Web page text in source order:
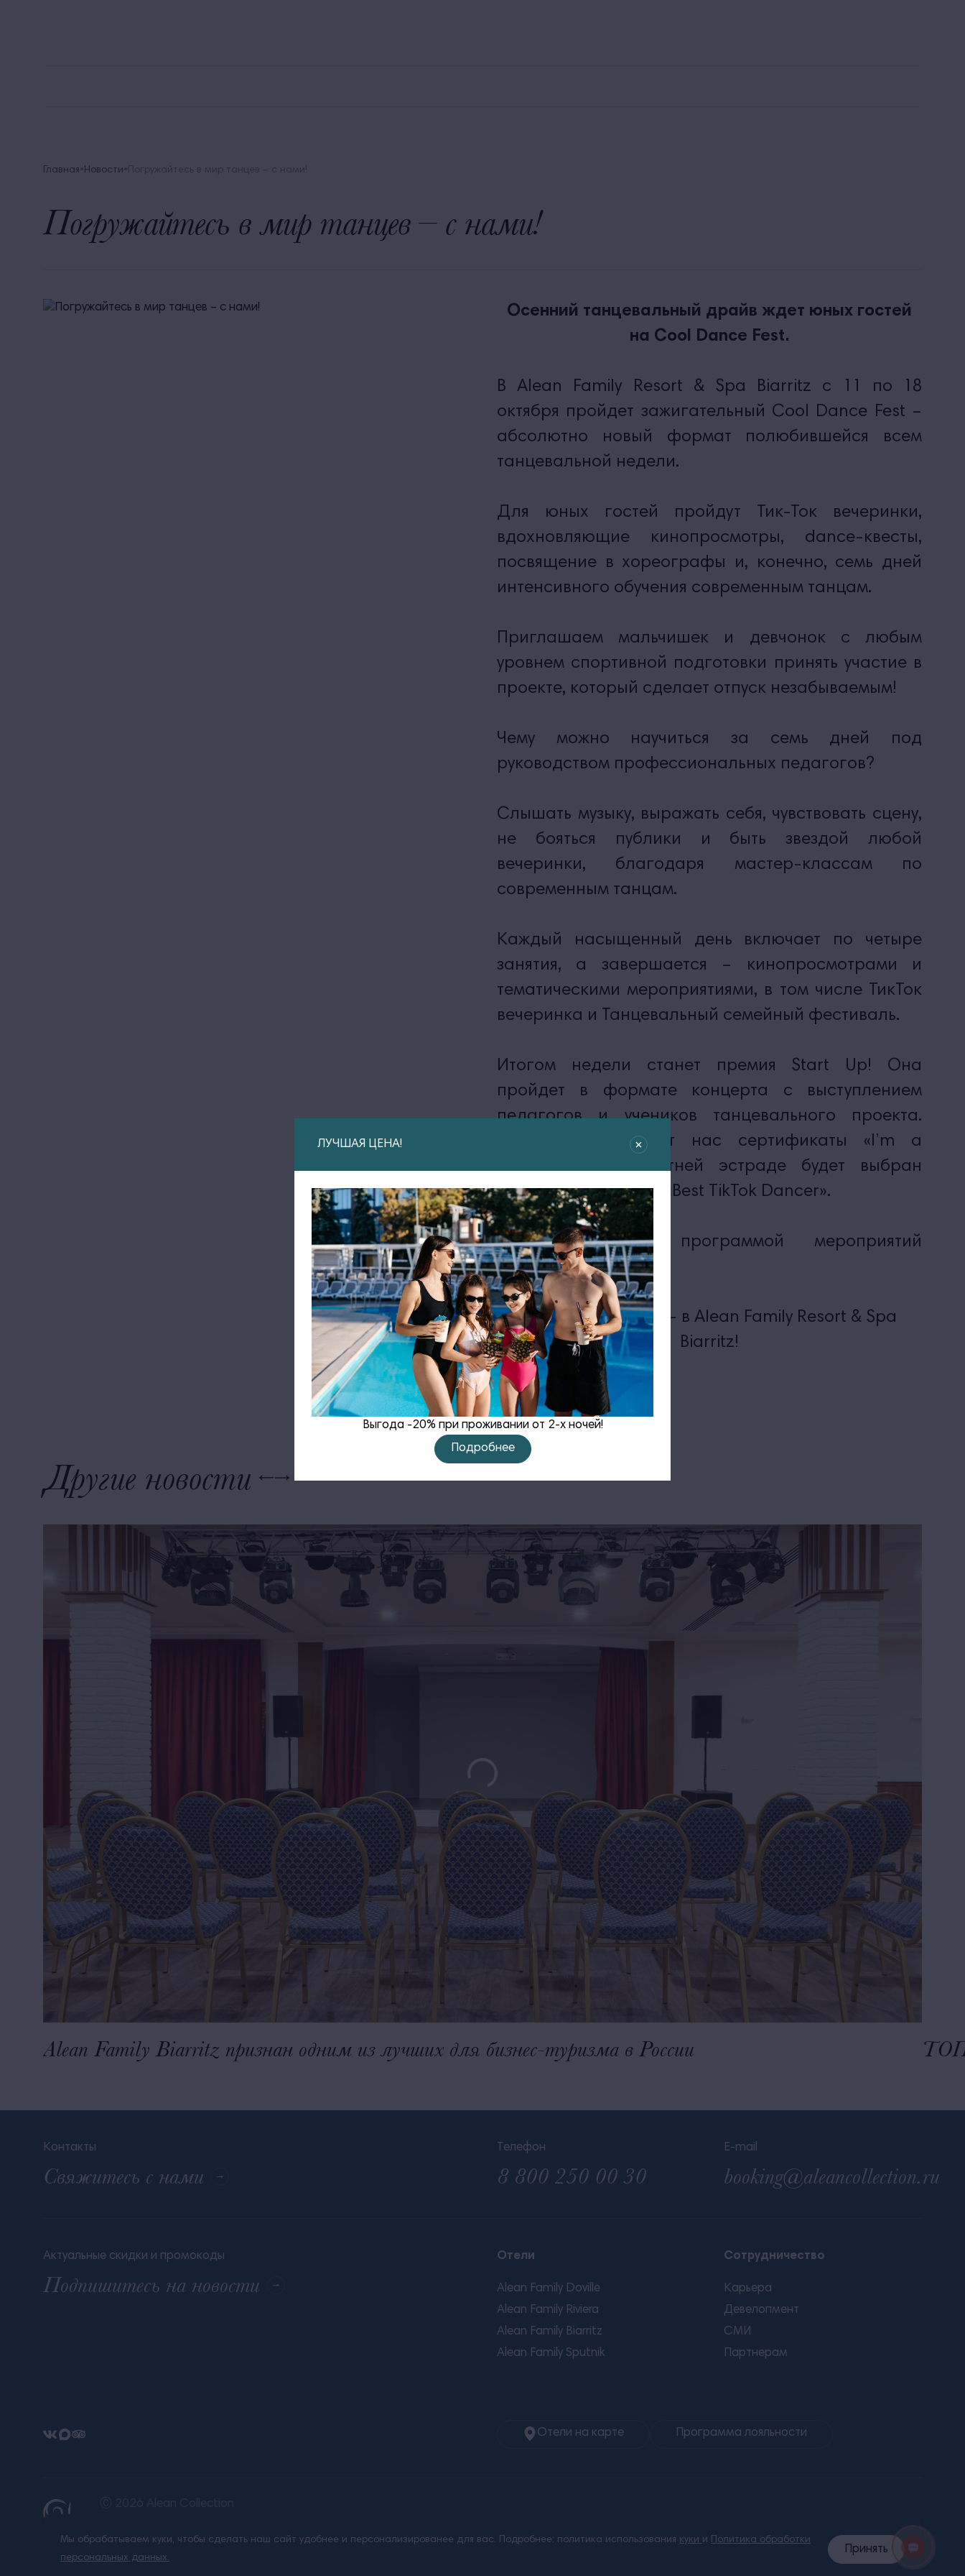
Главная Новости
Погружайтесь в мир танцев – с нами!
Осенний танцевальный драйв ждет юных гостей
на Cool Dance Fest.
В Alean Family Resort & Spa Biarritz c 11 по 18
октября пройдет зажигательный Cool Dance Fest –
абсолютно новый формат полюбившейся всем
танцевальной недели.
Для юных гостей пройдут Тик-Ток вечеринки,
вдохновляющие кинопросмотры, dance-квесты,
посвящение в хореографы и, конечно, семь дней
интенсивного обучения современным танцам.
Приглашаем мальчишек и девчонок с любым
уровнем спортивной подготовки принять участие в
проекте, который сделает отпуск незабываемым!
Чему можно научиться за семь дней под
руководством профессиональных педагогов?
Слышать музыку, выражать себя, чувствовать сцену,
не бояться публики и быть звездой любой
вечеринки, благодаря мастер-классам по
современным танцам.
Каждый насыщенный день включает по четыре
занятия, а завершается – кинопросмотрами и
тематическими мероприятиями, в том числе ТикТок
вечеринка и Танцевальный семейный фестиваль.
Итогом недели станет премия Start Up! Она
пройдет в формате концерта с выступлением
педагогов и учеников танцевального проекта.
Каждый получит от нас сертификаты «I’m a
Dancer!», а на летней эстраде будет выбран
обладатель премии «Best ТikTok Dancer».
Ознакомиться с программой мероприятий
можноЗДЕСЬ
Ждем вас в гости – в Alean Family Resort & Spa
Biarritz!
Другие новости
Alean Family Biarritz признан одним из лучших для бизнес-туризма в России
Контакты
Свяжитесь с нами
Телефон
8 800 250 00 30
E-mail
booking@aleancollection.ru
Актуальные скидки и промокоды
Подпишитесь на новости
Отели
Alean Family Doville
Alean Family Riviera
Alean Family Biarritz
Alean Family Sputnik
Сотрудничество
Карьера
Девелопмент
СМИ
Партнерам
Отели на карте Программа лояльности
Любое использование материалов сайта без письменного разрешения запрещено.
ЛУЧШАЯ ЦЕНА!
Выгода -20% при проживании от 2-х ночей!
Подробнее
Мы обрабатываем куки, чтобы сделать наш сайт удобнее и персонализированее для вас. Подробнее: политика использования куки и Политика обработки
персональных данных.
Принять